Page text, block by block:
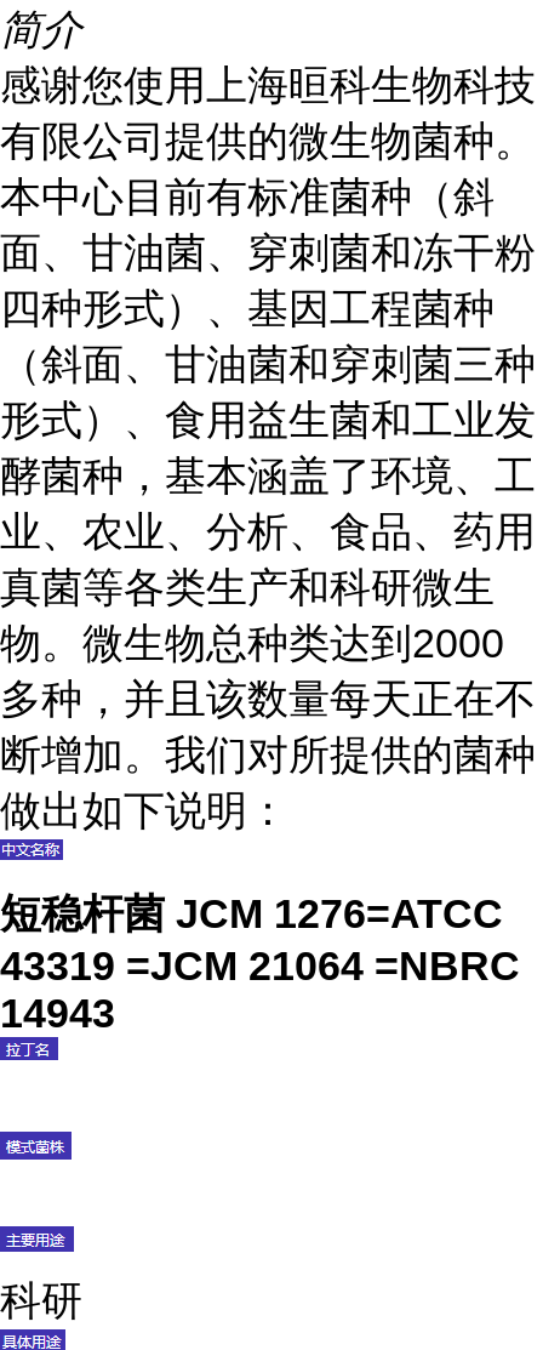
简介
感谢您使用上海晅科生物科技
有限公司提供的微生物菌种。
本中心目前有标准菌种（斜
面、甘油菌、穿刺菌和冻干粉
四种形式）、基因工程菌种
（斜面、甘油菌和穿刺菌三种
形式）、食用益生菌和工业发
酵菌种，基本涵盖了环境、工
业、农业、分析、食品、药用
真菌等各类生产和科研微生
物。微生物总种类达到2000
多种，并且该数量每天正在不
断增加。我们对所提供的菌种
做出如下说明：
短稳杆菌 JCM 1276=ATCC
43319 =JCM 21064 =NBRC
14943
科研